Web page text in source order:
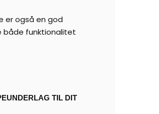
er også en god
både funktionalitet
TIL DIT